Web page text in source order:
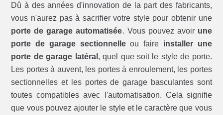
Dû à des années d'innovation de la part des fabricants,
vous n'aurez pas à sacrifier votre style pour obtenir une
porte de garage automatisée. Vous pouvez avoir une
porte de garage sectionnelleou faire installer une
porte de garage latéral , quel que soit le style de porte.
Les portes à auvent, les portes à enroulement, les portes
sectionnelles et les portes de garage basculantes sont
toutes compatibles avec l'automatisation. Cela signifie
que vous pouvez ajouter le style et le caractère que vous